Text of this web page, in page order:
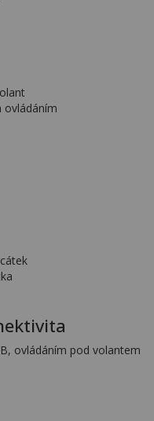
ovládáním
ovládáním pod volantem